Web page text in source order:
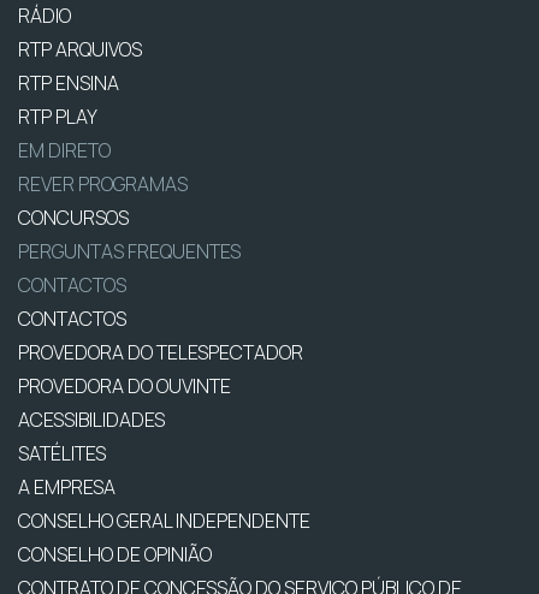
RÁDIO
RTP ARQUIVOS
RTP ENSINA
RTP PLAY
EM DIRETO
REVER PROGRAMAS
CONCURSOS
PERGUNTAS FREQUENTES
CONTACTOS
CONTACTOS
PROVEDORA DO TELESPECTADOR
PROVEDORA DO OUVINTE
ACESSIBILIDADES
SATÉLITES
A EMPRESA
CONSELHO GERAL INDEPENDENTE
CONSELHO DE OPINIÃO
CONTRATO DE CONCESSÃO DO SERVIÇO PÚBLICO DE